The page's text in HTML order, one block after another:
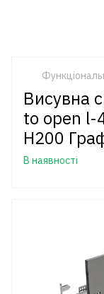
Висувна
to open l-
H200
В наявності